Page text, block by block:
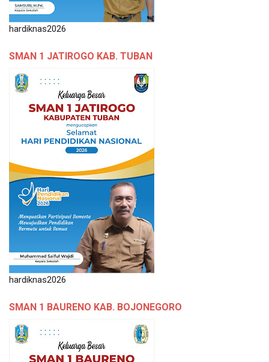
hardiknas2026
SMAN 1 JATIROGO KAB. TUBAN
hardiknas2026
SMAN 1 BAURENO KAB. BOJONEGORO